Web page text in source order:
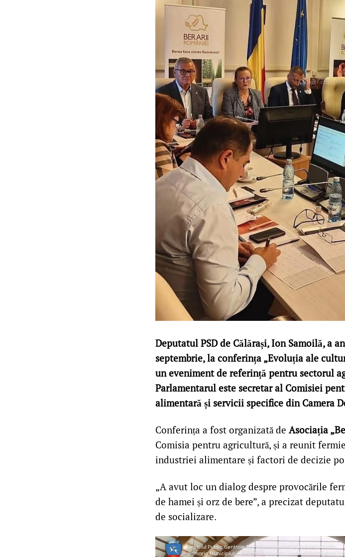
Deputatul PSD de Călărași, Ion Samoilă, a
septembrie, la conferința „Evoluția ale
un eveniment de referință pentru sectorul
Parlamentarul este secretar al Comisiei
alimentară și servicii specifice din Camera
Conferința a fost organizată de Asociația
Comisia pentru agricultură, și a reunit
industriei alimentare și factori de decizie
„A avut loc un dialog despre provocările
de hamei și orz de bere”, a precizat
de socializare.